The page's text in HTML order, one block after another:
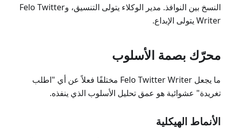
النسخ بين النوافذ. مدير الوكلاء يتولى التنسيق، وFelo Twitter
Writer يتولى الإبداع.
محرّك بصمة الأسلوب
ما يجعل Felo Twitter Writer مختلفًا فعلاً عن أي "اطلب
تغريدة" عشوائية هو عمق تحليل الأسلوب الذي ينفذه.
الأنماط الهيكلية